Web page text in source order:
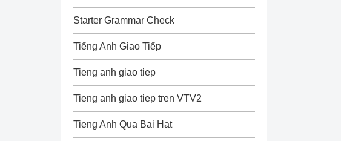
Starter Grammar Check
Tiếng Anh Giao Tiếp
Tieng anh giao tiep
Tieng anh giao tiep tren VTV2
Tieng Anh Qua Bai Hat